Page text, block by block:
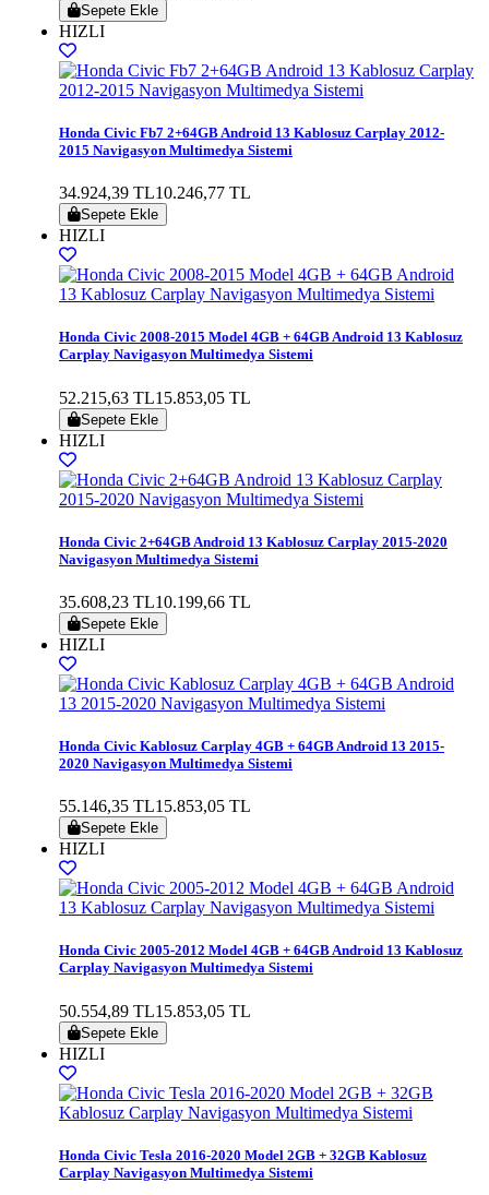
Sepete Ekle
HIZLI
Honda Civic Fb7 2+64GB Android 13 Kablosuz Carplay 2012-
2015 Navigasyon Multimedya Sistemi
34.924,39 TL10.246,77 TL
Sepete Ekle
HIZLI
Honda Civic 2008-2015 Model 4GB + 64GB Android 13 Kablosuz
Carplay Navigasyon Multimedya Sistemi
52.215,63 TL15.853,05 TL
Sepete Ekle
HIZLI
Honda Civic 2+64GB Android 13 Kablosuz Carplay 2015-2020
Navigasyon Multimedya Sistemi
35.608,23 TL10.199,66 TL
Sepete Ekle
HIZLI
Honda Civic Kablosuz Carplay 4GB + 64GB Android 13 2015-
2020 Navigasyon Multimedya Sistemi
55.146,35 TL15.853,05 TL
Sepete Ekle
HIZLI
Honda Civic 2005-2012 Model 4GB + 64GB Android 13 Kablosuz
Carplay Navigasyon Multimedya Sistemi
50.554,89 TL15.853,05 TL
Sepete Ekle
HIZLI
Honda Civic Tesla 2016-2020 Model 2GB + 32GB Kablosuz
Carplay Navigasyon Multimedya Sistemi